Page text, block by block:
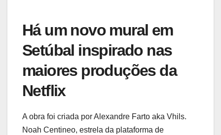
Há um novo mural em
Setúbal inspirado nas
maiores produções da
Netflix
A obra foi criada por Alexandre Farto aka Vhils.
Noah Centineo, estrela da plataforma de